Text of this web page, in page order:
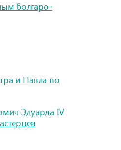
болгаро-
и Павла во
Эдуарда IV